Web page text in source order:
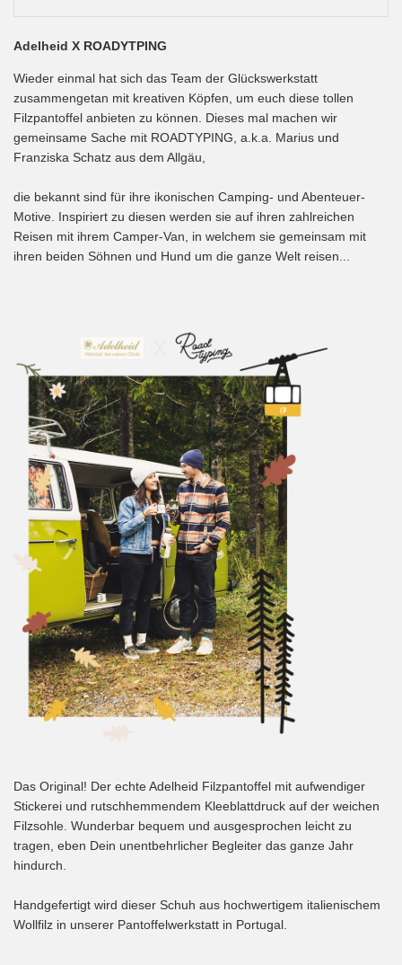
Adelheid X ROADYTPING
Wieder einmal hat sich das Team der Glückswerkstatt
zusammengetan mit kreativen Köpfen, um euch diese tollen
Filzpantoffel anbieten zu können. Dieses mal machen wir
gemeinsame Sache mit ROADTYPING, a.k.a. Marius und
Franziska Schatz aus dem Allgäu,
die bekannt sind für ihre ikonischen Camping- und Abenteuer-
Motive. Inspiriert zu diesen werden sie auf ihren zahlreichen
Reisen mit ihrem Camper-Van, in welchem sie gemeinsam mit
ihren beiden Söhnen und Hund um die ganze Welt reisen...
Das Original! Der echte Adelheid Filzpantoffel mit aufwendiger
Stickerei und rutschhemmendem Kleeblattdruck auf der weichen
Filzsohle. Wunderbar bequem und ausgesprochen leicht zu
tragen, eben Dein unentbehrlicher Begleiter das ganze Jahr
hindurch.
Handgefertigt wird dieser Schuh aus hochwertigem italienischem
Wollfilz in unserer Pantoffelwerkstatt in Portugal.